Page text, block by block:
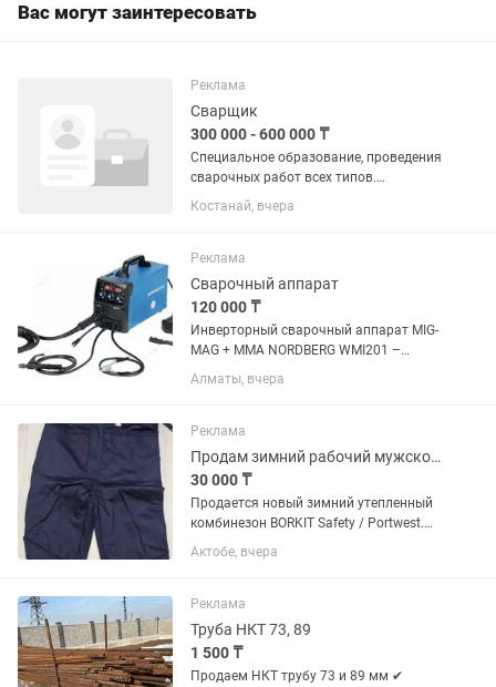
Вас могут заинтересовать
Реклама
Сварщик
300 000 - 600 000 ₸
Специальное образование, проведения
сварочных работ всех типов.
Подготовка изделий, узлов и
соединений под сварку. Зачистка швов
Костанай, вчера
Реклама
Сварочный аппарат
120 000 ₸
Инверторный сварочный аппарат MIG-
MAG + MMA NORDBERG WMI201 –
устройство для сварки углеродистых и
легированных сталей. ФУНКЦИОНАЛ
в среде защитных газов MAG...
Алматы, вчера
Реклама
Продам зимний рабочий мужской комбинезон
30 000 ₸
Продается новый зимний утепленный
комбинезон BORKIT Safety / Portwest.
Характеристики: Размер: 3XL Цвет:
темно-синий Состояние: новый, в
Светоотражающие полосы
Огнестойкая...
Актобе, вчера
Реклама
Труба НКТ 73, 89
1 500 ₸
Продаем НКТ трубу 73 и 89 мм ✔